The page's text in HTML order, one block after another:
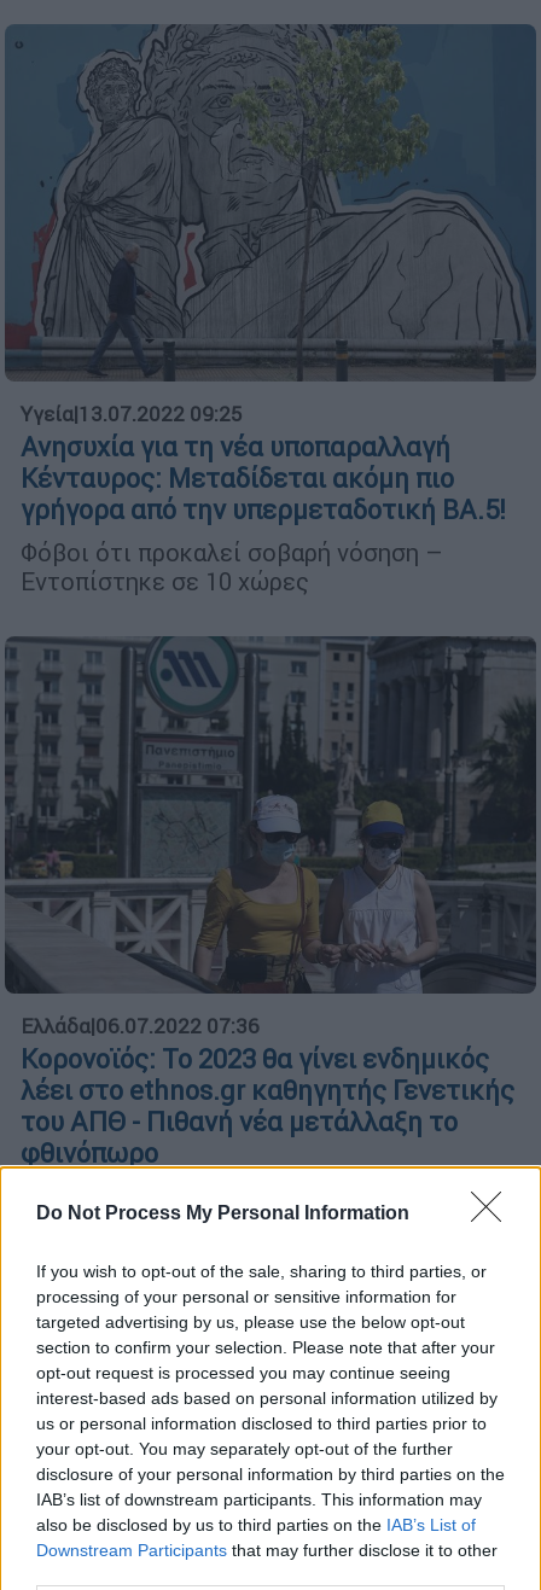
Do Not Process My Personal Information
If you wish to opt-out of the sale, sharing to third parties, or
processing of your personal or sensitive information for
targeted advertising by us, please use the below opt-out
section to confirm your selection. Please note that after your
opt-out request is processed you may continue seeing
interest-based ads based on personal information utilized by
us or personal information disclosed to third parties prior to
your opt-out. You may separately opt-out of the further
disclosure of your personal information by third parties on the
IAB’s list of downstream participants. This information may
also be disclosed by us to third parties on the IAB’s List of
Downstream Participants that may further disclose it to other
Υγεία|13.07.2022 09:25
Ανησυχία για τη νέα υποπαραλλαγή
Κένταυρος: Μεταδίδεται ακόμη πιο
γρήγορα από την υπερμεταδοτική ΒΑ.5!
Φόβοι ότι προκαλεί σοβαρή νόσηση –
Εντοπίστηκε σε 10 χώρες
Ελλάδα|06.07.2022 07:36
Κορονοϊός: Το 2023 θα γίνει ενδημικός
λέει στο ethnos.gr καθηγητής Γενετικής
του ΑΠΘ - Πιθανή νέα μετάλλαξη το
φθινόπωρο
Κατά τον Κωνσταντίνο Τριανταφυλλίδη θα
πρέπει να θεωρείται ως πιθανή μία νέα
Σεπτέμβριο ή Οκτώβριο